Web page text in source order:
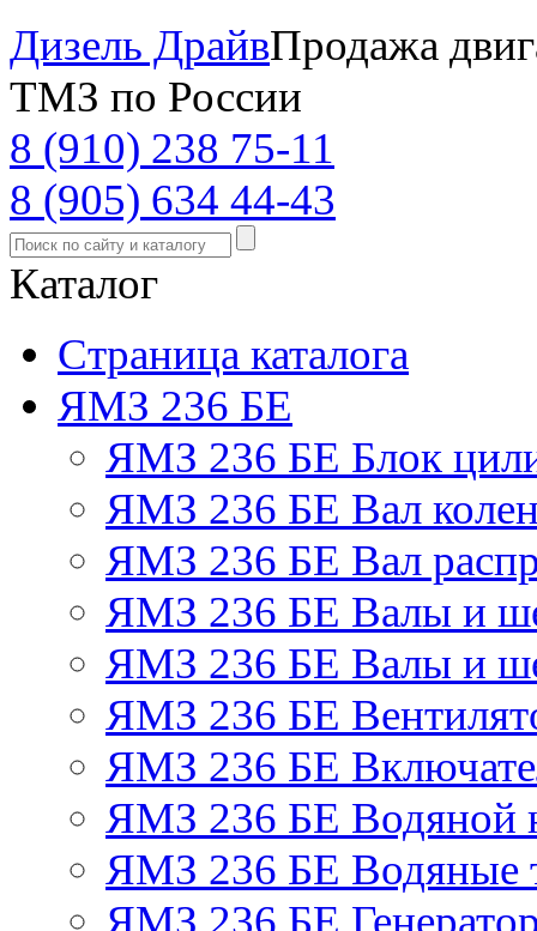
Дизель ДрайвПродажа
ТМЗ по России
8 (910) 238 75-11
8 (905) 634 44-43
Каталог
Страница каталога
ЯМЗ 236 БЕ
ЯМЗ 236 БЕ Блок
ЯМЗ 236 БЕ Вал
ЯМЗ 236 БЕ Вал
ЯМЗ 236 БЕ Валы и
ЯМЗ 236 БЕ Валы и
ЯМЗ 236 БЕ
ЯМЗ 236 БЕ
ЯМЗ 236 БЕ Водяной
ЯМЗ 236 БЕ Водяные
ЯМЗ 236 БЕ